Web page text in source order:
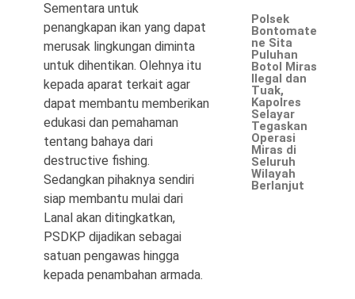
Sementara untuk
penangkapan ikan yang dapat
merusak lingkungan diminta
untuk dihentikan. Olehnya itu
kepada aparat terkait agar
dapat membantu memberikan
edukasi dan pemahaman
tentang bahaya dari
destructive fishing.
Sedangkan pihaknya sendiri
siap membantu mulai dari
Lanal akan ditingkatkan,
PSDKP dijadikan sebagai
satuan pengawas hingga
kepada penambahan armada.
Polsek
Bontomate
ne Sita
Puluhan
Botol Miras
Ilegal dan
Tuak,
Kapolres
Selayar
Tegaskan
Operasi
Miras di
Seluruh
Wilayah
Berlanjut